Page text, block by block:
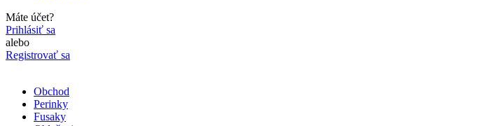
Máte účet?
Prihlásiť sa
alebo
Registrovať sa
Obchod
Perinky
Fusaky